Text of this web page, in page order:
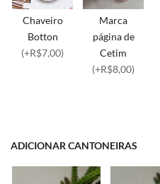
Chaveiro
Botton
(+R$7,00)
Marca
página de
Cetim
(+R$8,00)
ADICIONAR CANTONEIRAS